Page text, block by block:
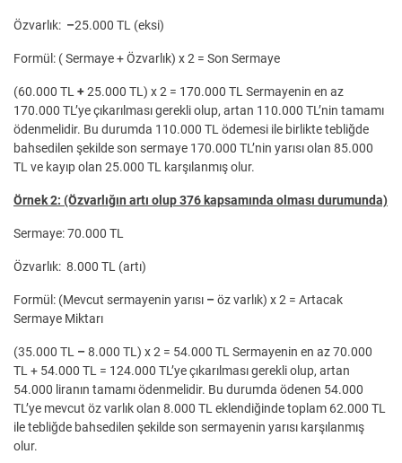
Özvarlık: –25.000 TL (eksi)
Formül: ( Sermaye + Özvarlık) x 2 = Son Sermaye
(60.000 TL +25.000 TL) x 2 = 170.000 TL Sermayenin en az
170.000 TL’ye çıkarılması gerekli olup, artan 110.000 TL’nin tamamı
ödenmelidir. Bu durumda 110.000 TL ödemesi ile birlikte tebliğde
bahsedilen şekilde son sermaye 170.000 TL’nin yarısı olan 85.000
TL ve kayıp olan 25.000 TL karşılanmış olur.
Örnek 2: (Özvarlığın artı olup 376 kapsamında olması durumunda)
Sermaye: 70.000 TL
Özvarlık: 8.000 TL (artı)
Formül: (Mevcut sermayenin yarısı – öz varlık) x 2 = Artacak
Sermaye Miktarı
(35.000 TL – 8.000 TL) x 2 = 54.000 TL Sermayenin en az 70.000
TL + 54.000 TL = 124.000 TL’ye çıkarılması gerekli olup, artan
54.000 liranın tamamı ödenmelidir. Bu durumda ödenen 54.000
TL’ye mevcut öz varlık olan 8.000 TL eklendiğinde toplam 62.000 TL
ile tebliğde bahsedilen şekilde son sermayenin yarısı karşılanmış
olur.